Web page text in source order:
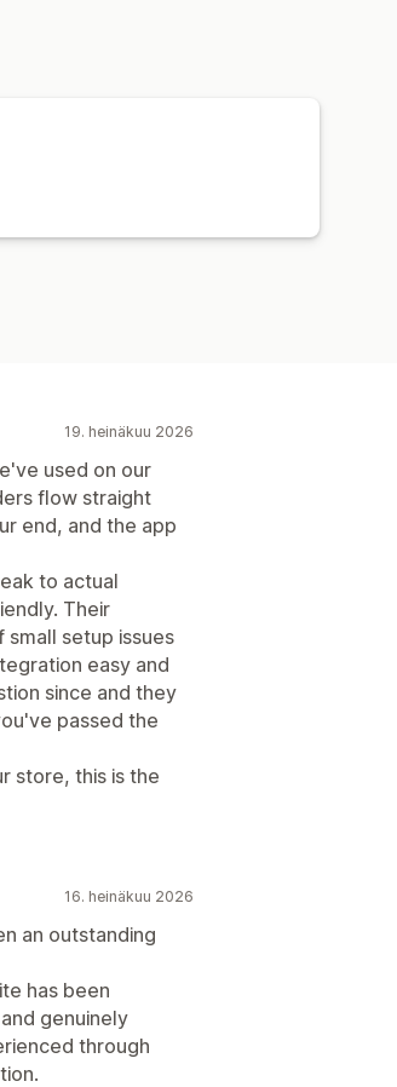
19. heinäkuu 2026
used on our
flow straight
end, and the app
to actual
Their
setup issues
easy and
since and they
passed the
store, this is the
16. heinäkuu 2026
an outstanding
has been
genuinely
through